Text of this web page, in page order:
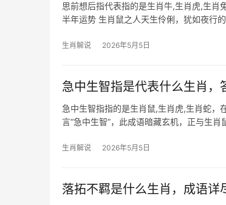
思前想后指代表指的是生肖牛,生肖虎,生肖
半年运势 生肖鼠之人天生伶俐，犹如夜行
生肖解说 2026年5月5日
急中生智指是代表什么生肖，
急中生智指指的是生肖鼠,生肖虎,生肖蛇，
言“急中生智”，此成语暗藏玄机，正与生
生肖解说 2026年5月5日
落拓不羁是什么生肖，成语详